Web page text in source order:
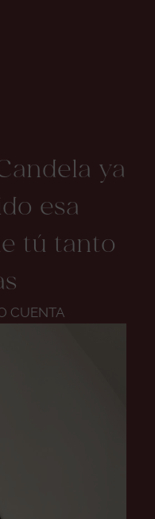
ya
esa
tú tanto
CUENTA